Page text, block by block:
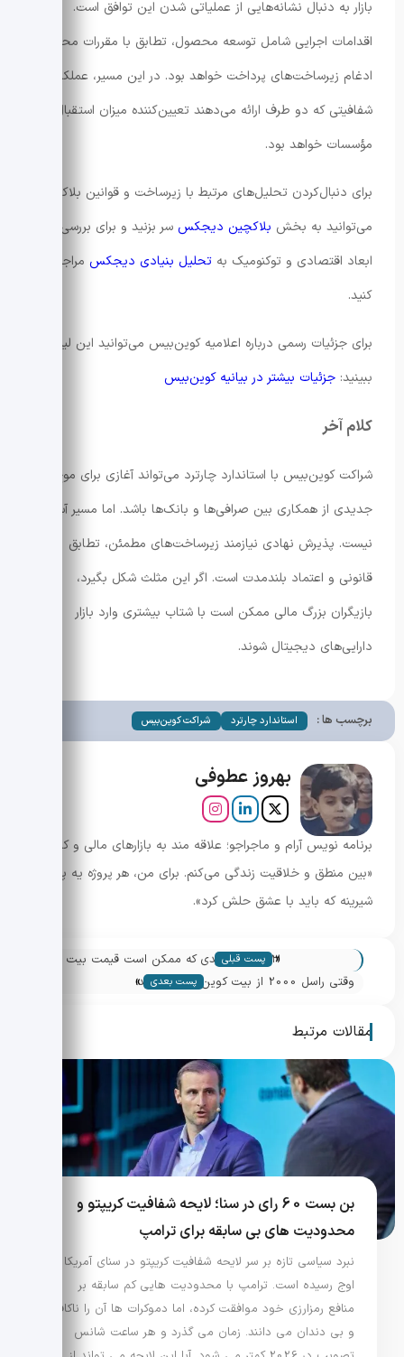
بازار به دنبال نشانه‌هایی از عملیاتی شدن این توافق است.
اقدامات اجرایی شامل توسعه محصول، تطابق با مقررات محلی و
ادغام زیرساخت‌های پرداخت خواهد بود. در این مسیر، عملکرد و
شفافیتی که دو طرف ارائه می‌دهند تعیین‌کننده میزان استقبال
مؤسسات خواهد بود.
برای دنبال‌کردن تحلیل‌های مرتبط با زیرساخت و قوانین بلاکچین
می‌توانید به بخش بلاکچین دیجکس سر بزنید و برای بررسی
ابعاد اقتصادی و توکنومیک به تحلیل بنیادی دیجکس مراجعه
کنید.
برای جزئیات رسمی درباره اعلامیه کوین‌بیس می‌توانید این لینک را
ببینید: جزئیات بیشتر در بیانیه کوین‌بیس
کلام آخر
شراکت کوین‌بیس با استاندارد چارترد می‌تواند آغازی برای موج
جدیدی از همکاری بین صرافی‌ها و بانک‌ها باشد. اما مسیر آسان
نیست. پذیرش نهادی نیازمند زیرساخت‌های مطمئن، تطابق
قانونی و اعتماد بلندمدت است. اگر این مثلث شکل بگیرد،
بازیگران بزرگ مالی ممکن است با شتاب بیشتری وارد بازار
دارایی‌های دیجیتال شوند.
برچسب ها : استاندارد چارترد شراکت کوین‌بیس
بهروز عطوفی
برنامه نویس آرام و ماجراجو؛ علاقه مند به بازارهای مالی و کریپتو.
«بین منطق و خلاقیت زندگی می‌کنم. برای من، هر پروژه یه پازل
شیرینه که باید با عشق حلش کرد».
« پست قبلی
۳ سیگنال کلیدی که ممکن است قیمت بیت
کوین را به حرکت درآورد
وقتی راسل 2000 از بیت کوین جلو می زند؛
پست بعدی »
مقالات مرتبط
بن بست 60 رای در سنا؛ لایحه شفافیت کریپتو و
محدودیت های بی سابقه برای ترامپ
نبرد سیاسی تازه بر سر لایحه شفافیت کریپتو در سنای آمریکا به
اوج رسیده است. ترامپ با محدودیت هایی کم سابقه بر
منافع رمزارزی خود موافقت کرده، اما دموکرات ها آن را ناکافی
و بی دندان می دانند. زمان می گذرد و هر ساعت شانس